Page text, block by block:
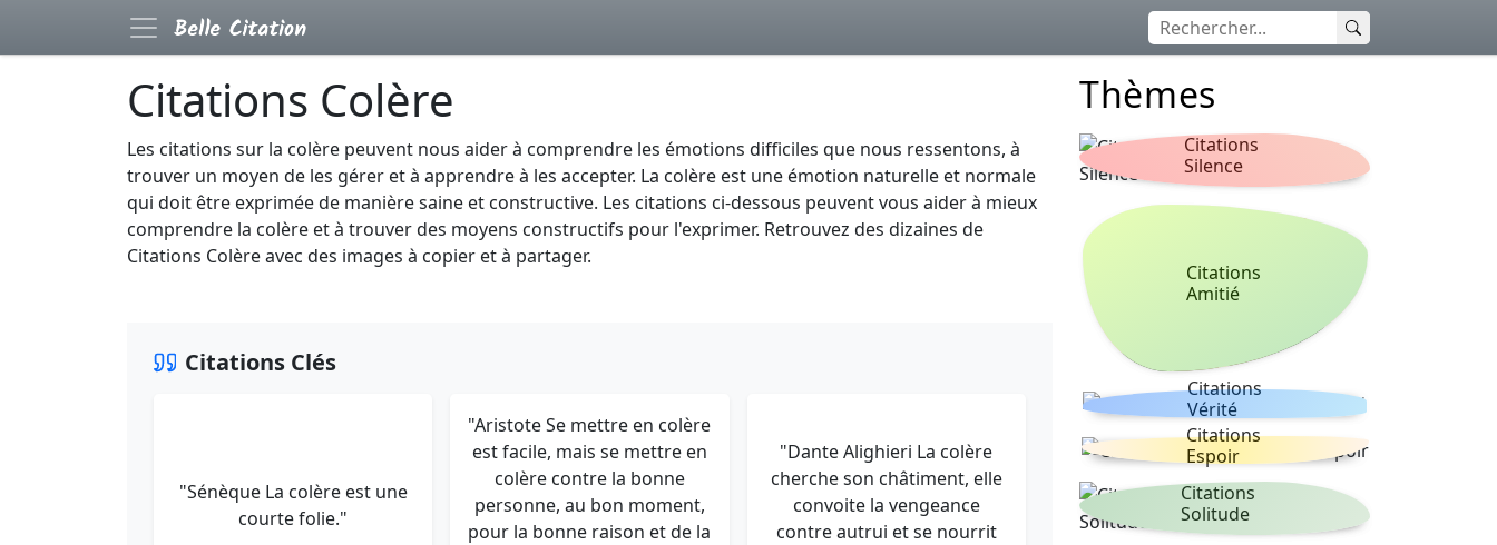
Citations Colère
Les citations sur la colère peuvent nous aider à comprendre les émotions difficiles que nous ressentons, à
trouver un moyen de les gérer et à apprendre à les accepter. La colère est une émotion naturelle et normale
qui doit être exprimée de manière saine et constructive. Les citations ci-dessous peuvent vous aider à mieux
comprendre la colère et à trouver des moyens constructifs pour l'exprimer. Retrouvez des dizaines de
Citations Colère avec des images à copier et à partager.
Citations Clés
"Sénèque La colère est une
courte folie."
"Aristote Se mettre en colère
est facile, mais se mettre en
colère contre la bonne
personne, au bon moment,
pour la bonne raison et de la
"Dante Alighieri La colère
cherche son châtiment, elle
convoite la vengeance
contre autrui et se nourrit
Thèmes
Citations
Silence
Citations
Amitié
Citations
Vérité
Citations
Espoir
Citations
Solitude